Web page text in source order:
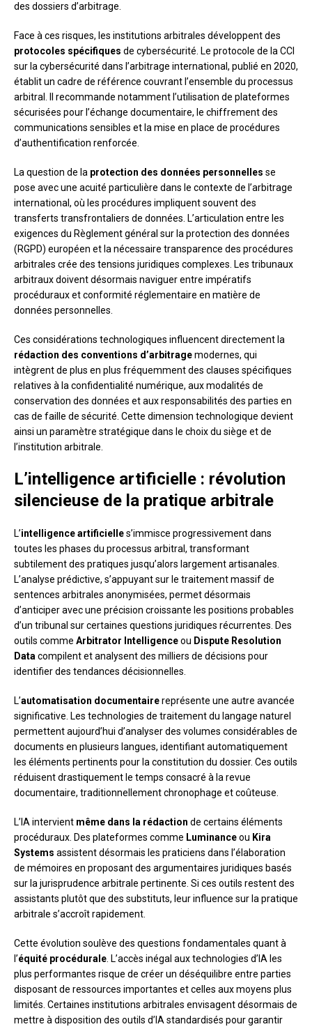
des dossiers d’arbitrage.
Face à ces risques, les institutions arbitrales développent des
protocoles spécifiques de cybersécurité. Le protocole de la CCI
sur la cybersécurité dans l’arbitrage international, publié en 2020,
établit un cadre de référence couvrant l’ensemble du processus
arbitral. Il recommande notamment l’utilisation de plateformes
sécurisées pour l’échange documentaire, le chiffrement des
communications sensibles et la mise en place de procédures
d’authentification renforcée.
La question de la protection des données personnelles se
pose avec une acuité particulière dans le contexte de l’arbitrage
international, où les procédures impliquent souvent des
transferts transfrontaliers de données. L’articulation entre les
exigences du Règlement général sur la protection des données
(RGPD) européen et la nécessaire transparence des procédures
arbitrales crée des tensions juridiques complexes. Les tribunaux
arbitraux doivent désormais naviguer entre impératifs
procéduraux et conformité réglementaire en matière de
données personnelles.
Ces considérations technologiques influencent directement la
rédaction des conventions d’arbitragemodernes, qui
intègrent de plus en plus fréquemment des clauses spécifiques
relatives à la confidentialité numérique, aux modalités de
conservation des données et aux responsabilités des parties en
cas de faille de sécurité. Cette dimension technologique devient
ainsi un paramètre stratégique dans le choix du siège et de
l’institution arbitrale.
L’intelligence artificielle : révolution
silencieuse de la pratique arbitrale
L’intelligence artificielles’immisce progressivement dans
toutes les phases du processus arbitral, transformant
subtilement des pratiques jusqu’alors largement artisanales.
L’analyse prédictive, s’appuyant sur le traitement massif de
sentences arbitrales anonymisées, permet désormais
d’anticiper avec une précision croissante les positions probables
d’un tribunal sur certaines questions juridiques récurrentes. Des
outils comme Arbitrator Intelligenceou Dispute Resolution
Datacompilent et analysent des milliers de décisions pour
identifier des tendances décisionnelles.
L’automatisation documentairereprésente une autre avancée
significative. Les technologies de traitement du langage naturel
permettent aujourd’hui d’analyser des volumes considérables de
documents en plusieurs langues, identifiant automatiquement
les éléments pertinents pour la constitution du dossier. Ces outils
réduisent drastiquement le temps consacré à la revue
documentaire, traditionnellement chronophage et coûteuse.
L’IA intervient même dans la rédaction de certains éléments
procéduraux. Des plateformes comme Luminanceou Kira
Systems assistent désormais les praticiens dans l’élaboration
de mémoires en proposant des argumentaires juridiques basés
sur la jurisprudence arbitrale pertinente. Si ces outils restent des
assistants plutôt que des substituts, leur influence sur la pratique
arbitrale s’accroît rapidement.
Cette évolution soulève des questions fondamentales quant à
l’équité procédurale. L’accès inégal aux technologies d’IA les
plus performantes risque de créer un déséquilibre entre parties
disposant de ressources importantes et celles aux moyens plus
limités. Certaines institutions arbitrales envisagent désormais de
mettre à disposition des outils d’IA standardisés pour garantir